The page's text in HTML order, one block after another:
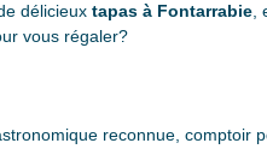
délicieux tapas à Fontarrabie,
vous régaler?
reconnue, comptoir